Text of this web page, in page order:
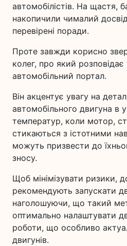
автомобілістів. На щастя,
накопичили чималий
перевірені поради.
Проте завжди корисно
колег, про який розповідає
автомобільний портал.
Він акцентує увагу на
автомобільного двигуна в
температур, коли мотор,
стикаються з істотними
можуть призвести до
зносу.
Щоб мінімізувати ризики,
рекомендують запускати
наголошуючи, що такий
оптимально налаштувати
роботи, що особливо
двигунів.